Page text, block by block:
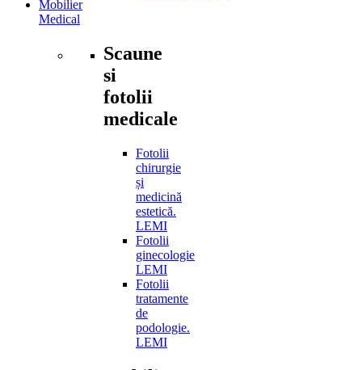
Mobilier
Medical
Scaune
si
fotolii
medicale
Fotolii
chirurgie
și
medicină
estetică.
LEMI
Fotolii
ginecologie
LEMI
Fotolii
tratamente
de
podologie.
LEMI